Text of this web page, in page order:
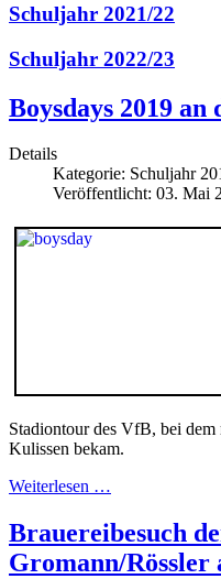
Schuljahr 2021/22
Schuljahr 2022/23
Boysdays 2019 an
Details
Kategorie: Schuljahr
Veröffentlicht: 03. Mai
Stadiontour des VfB, bei
Kulissen bekam.
Weiterlesen …
Brauereibesuch
Gromann/Rössler